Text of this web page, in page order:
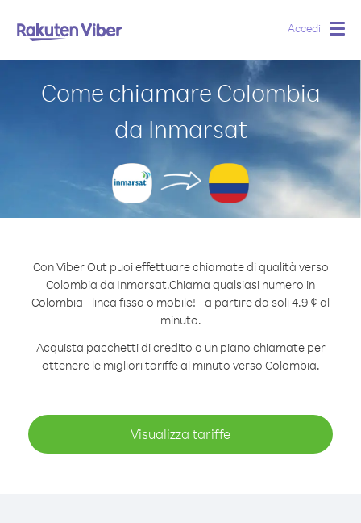
Accedi
Come chiamare Colombia
da Inmarsat
Con Viber Out puoi effettuare chiamate di qualità verso
Colombia da Inmarsat.Chiama qualsiasi numero in
Colombia - linea fissa o mobile! - a partire da soli 4.9 ¢ al
minuto.
Acquista pacchetti di credito o un piano chiamate per
ottenere le migliori tariffe al minuto verso Colombia.
Visualizza tariffe